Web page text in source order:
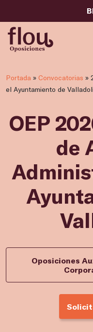
Portada » Convocatorias »
el Ayuntamiento de
OEP
de
Oposiciones